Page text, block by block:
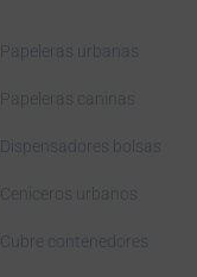
Papeleras urbanas
Papeleras caninas
Dispensadores bolsas
Ceniceros urbanos
Cubre contenedores